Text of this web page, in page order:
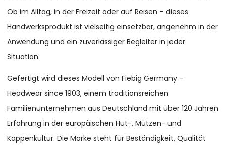
Ob im Alltag, in der Freizeit oder auf Reisen – dieses
Handwerksprodukt ist vielseitig einsetzbar, angenehm in der
Anwendung und ein zuverlässiger Begleiter in jeder
Situation.
Gefertigt wird dieses Modell von Fiebig Germany –
Headwear since 1903, einem traditionsreichen
Familienunternehmen aus Deutschland mit über 120 Jahren
Erfahrung in der europäischen Hut-, Mützen- und
Kappenkultur. Die Marke steht für Beständigkeit, Qualität